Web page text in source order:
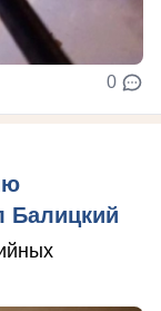
0
Балицкий